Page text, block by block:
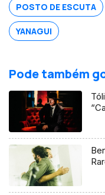
POSTO DE ESCUTA
YANAGUI
Pode também